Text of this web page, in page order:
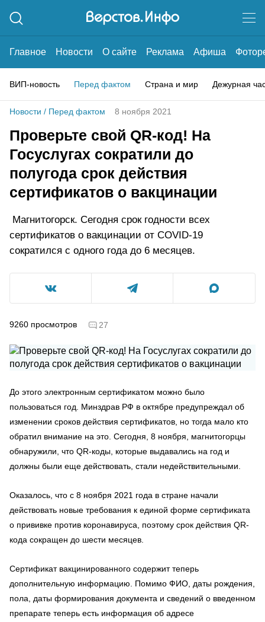
Главное Новости О сайте Реклама Афиша
ВИП-новость Перед фактом Страна и мир Дежурная
Новости / Перед фактом 8 ноября 2021
Проверьте свой QR-код! На
Госуслугах сократили до
полугода срок действия
сертификатов о вакцинации
Магнитогорск. Сегодня срок годности всех
сертификатов о вакцинации от COVID-19
сократился с одного года до 6 месяцев.
9260 просмотров 27
До этого электронным сертификатом можно было
пользоваться год. Минздрав РФ в октябре предупреждал об
изменении сроков действия сертификатов, но тогда мало кто
обратил внимание на это. Сегодня, 8 ноября, магнитогорцы
обнаружили, что QR-коды, которые выдавались на год и
должны были еще действовать, стали недействительными.
Оказалось, что с 8 ноября 2021 года в стране начали
действовать новые требования к единой форме сертификата
о прививке против коронавируса, поэтому срок действия QR-
кода сокращен до шести месяцев.
Сертификат вакцинированного содержит теперь
дополнительную информацию. Помимо ФИО, даты рождения,
пола, даты формирования документа и сведений о введенном
препарате теперь есть информация об адресе